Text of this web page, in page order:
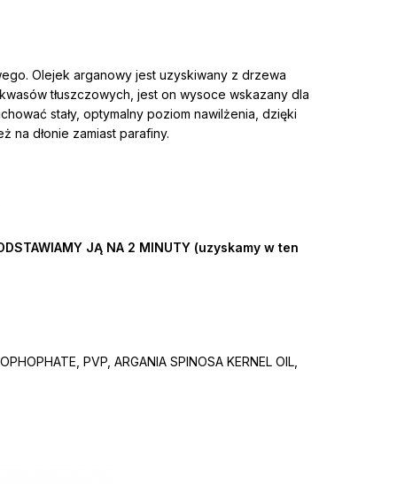
Olejek arganowy jest uzyskiwany z drzewa
tłuszczowych, jest on wysoce wskazany dla
stały, optymalny poziom nawilżenia, dzięki
na dłonie zamiast parafiny.
JĄ NA 2 MINUTY (uzyskamy w ten
PVP, ARGANIA SPINOSA KERNEL OIL,